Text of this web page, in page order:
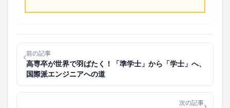
‹前の記事
高専卒が世界で羽ばたく！「準学士」から「学士」へ、
国際派エンジニアへの道
次の記事